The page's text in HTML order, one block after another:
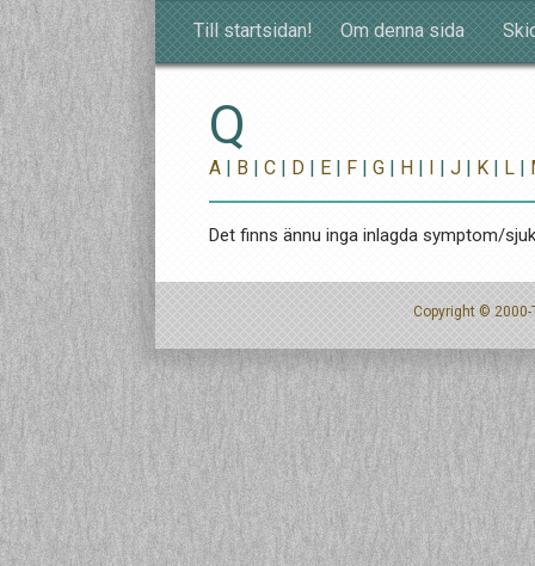
Till startsidan! Om denna sida
Q
A | B | C | D | E | F | G | H | I | J | K | L |
Det finns ännu inga inlagda symptom/
Copyright ©